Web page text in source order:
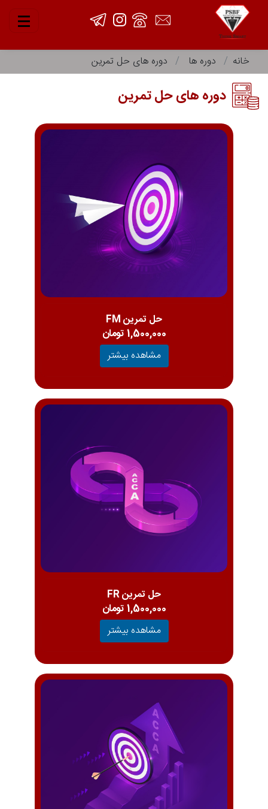
خانه دوره ها دوره های حل تمرین
دوره های حل تمرین
حل تمرین FM
1,500,000 تومان
مشاهده بیشتر
حل تمرین FR
1,500,000 تومان
مشاهده بیشتر